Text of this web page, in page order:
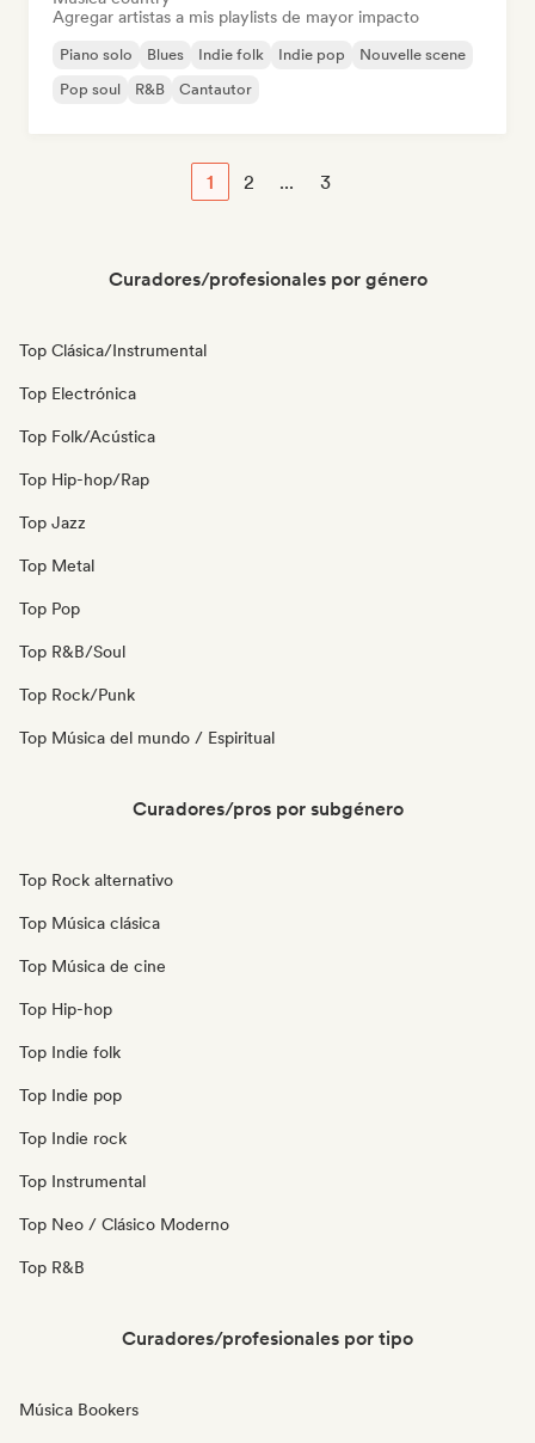
Agregar artistas a mis playlists de mayor impacto
Piano solo Blues Indie folk Indie pop
Nouvelle scene
Pop soul
R&B Cantautor
1 2 ... 3
Curadores/profesionales por género
Top Clásica/Instrumental
Top Electrónica
Top Folk/Acústica
Top Hip-hop/Rap
Top Jazz
Top Metal
Top Pop
Top R&B/Soul
Top Rock/Punk
Top Música del mundo / Espiritual
Curadores/pros por subgénero
Top Rock alternativo
Top Música clásica
Top Música de cine
Top Hip-hop
Top Indie folk
Top Indie pop
Top Indie rock
Top Instrumental
Top Neo / Clásico Moderno
Top R&B
Curadores/profesionales por tipo
Música Bookers